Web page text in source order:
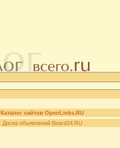
Каталог сайтов OpenLinks.RU
Доска объявлений Board24.RU